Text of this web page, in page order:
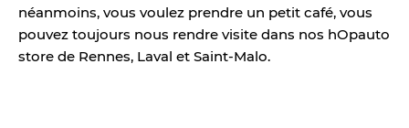
néanmoins, vous voulez prendre un petit café, vous
pouvez toujours nous rendre visite dans nos hOpauto
store de Rennes, Laval et Saint-Malo.